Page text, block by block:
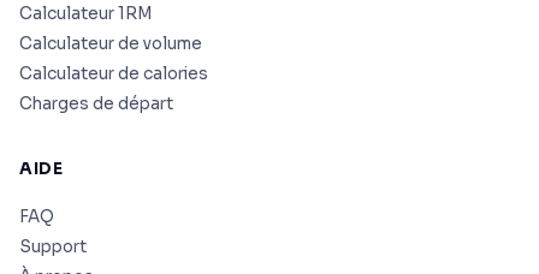
Calculateur 1RM
Calculateur de volume
Calculateur de calories
Charges de départ
AIDE
FAQ
Support